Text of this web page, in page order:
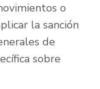
o
la sanción
de
sobre